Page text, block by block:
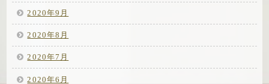
2020年9月
2020年8月
2020年7月
2020年6月